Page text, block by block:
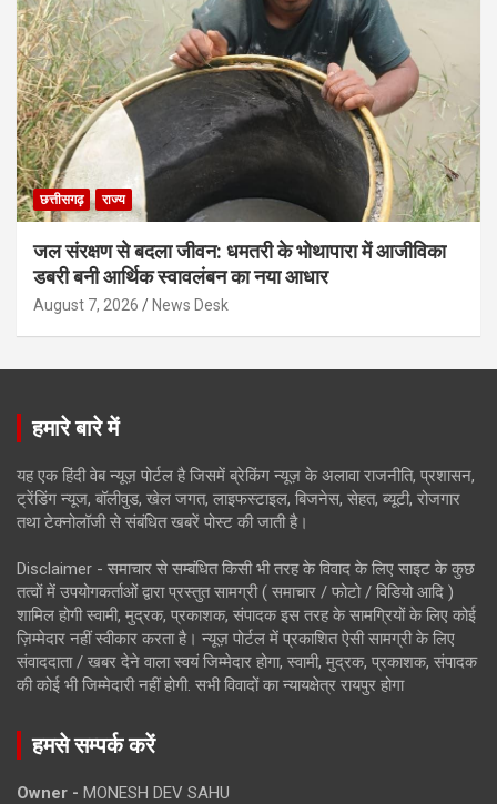
छत्तीसगढ़ राज्य
जल संरक्षण से बदला जीवन: धमतरी के भोथापारा में आजीविका
डबरी बनी आर्थिक स्वावलंबन का नया आधार
August 7, 2026 News Desk
हमारे बारे में
यह एक हिंदी वेब न्यूज़ पोर्टल है जिसमें ब्रेकिंग न्यूज़ के अलावा राजनीति, प्रशासन,
ट्रेंडिंग न्यूज, बॉलीवुड, खेल जगत, लाइफस्टाइल, बिजनेस, सेहत, ब्यूटी, रोजगार
तथा टेक्नोलॉजी से संबंधित खबरें पोस्ट की जाती है।
Disclaimer - समाचार से सम्बंधित किसी भी तरह के विवाद के लिए साइट के कुछ
तत्वों में उपयोगकर्ताओं द्वारा प्रस्तुत सामग्री ( समाचार / फोटो / विडियो आदि )
शामिल होगी स्वामी, मुद्रक, प्रकाशक, संपादक इस तरह के सामग्रियों के लिए कोई
ज़िम्मेदार नहीं स्वीकार करता है। न्यूज़ पोर्टल में प्रकाशित ऐसी सामग्री के लिए
संवाददाता / खबर देने वाला स्वयं जिम्मेदार होगा, स्वामी, मुद्रक, प्रकाशक, संपादक
की कोई भी जिम्मेदारी नहीं होगी. सभी विवादों का न्यायक्षेत्र रायपुर होगा
हमसे सम्पर्क करें
Owner - MONESH DEV SAHU